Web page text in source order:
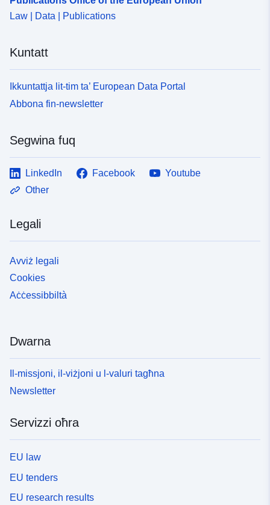
Law | Data | Publications
Kuntatt
Ikkuntattja lit-tim ta’ European Data Portal
Abbona fin-newsletter
Segwina fuq
LinkedIn Facebook
Youtube
Other
Legali
Avviż legali
Cookies
Aċċessibbiltà
Dwarna
Il-missjoni, il-viżjoni u l-valuri tagħna
Newsletter
Servizzi oħra
EU law
EU tenders
EU research results